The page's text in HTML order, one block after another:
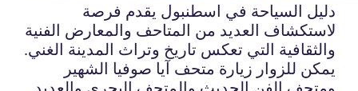
دليل السياحة في اسطنبول يقدم فرصة
لاستكشاف العديد من المتاحف والمعارض الفنية
والثقافية التي تعكس تاريخ وتراث المدينة الغني.
يمكن للزوار زيارة متحف آيا صوفيا الشهير